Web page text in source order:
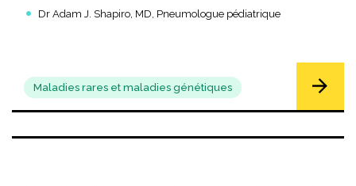
Dr Adam J. Shapiro, MD, Pneumologue pédiatrique
Maladies rares et maladies génétiques